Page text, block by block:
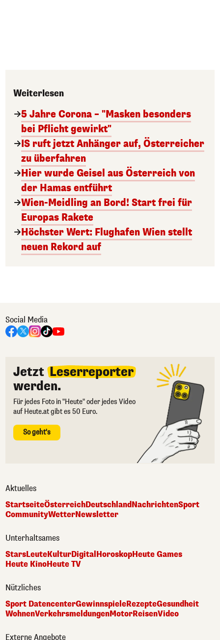
Weiterlesen
5 Jahre Corona – "Masken besonders
bei Pflicht gewirkt"
IS ruft jetzt Anhänger auf, Österreicher
zu überfahren
Hier wurde Geisel aus Österreich von
der Hamas entführt
Wien-Meidling an Bord! Start frei für
Europas Rakete
Höchster Wert: Flughafen Wien stellt
neuen Rekord auf
Social Media
Jetzt Leserreporter
werden.
Für jedes Foto in "Heute" oder jedes Video
auf Heute.at gibt es 50 Euro.
So geht's
Aktuelles
StartseiteÖsterreichDeutschlandNachrichtenSport
CommunityWetterNewsletter
Unterhaltsames
StarsLeuteKulturDigital HoroskopHeute Games
Heute KinoHeute TV
Nützliches
Sport DatencenterGewinnspieleRezepteGesundheit
WohnenVerkehrsmeldungenMotorReisenVideo
Externe Angebote